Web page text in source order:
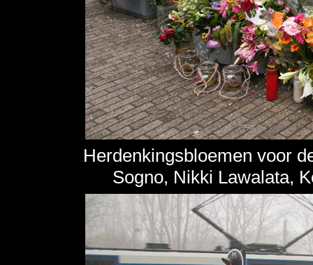
Herdenkingsbloemen voor
Sogno, Nikki Lawalata,